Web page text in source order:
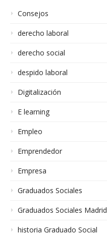
Consejos
derecho laboral
derecho social
despido laboral
Digitalización
E learning
Empleo
Emprendedor
Empresa
Graduados Sociales
Graduados Sociales Madrid
historia Graduado Social